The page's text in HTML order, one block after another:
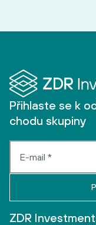
Přihlaste se k
chodu skupiny
ZDR